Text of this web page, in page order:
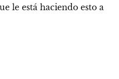
le está haciendo esto a